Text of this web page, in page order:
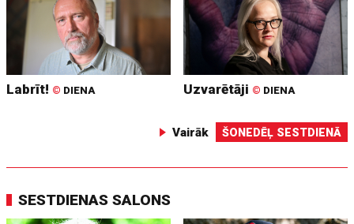
Labrīt! © DIENA Uzvarētāji © DIENA
Vairāk ŠONEDĒĻ SESTDIENĀ
SESTDIENAS SALONS